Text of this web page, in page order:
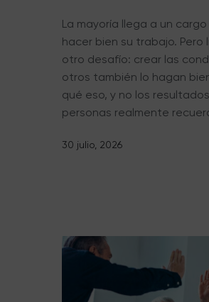
La mayoría llega a un
hacer bien su trabajo. Pero
otro desafío: crear las
otros también lo hagan
qué eso, y no los
personas realmente
30 julio, 2026